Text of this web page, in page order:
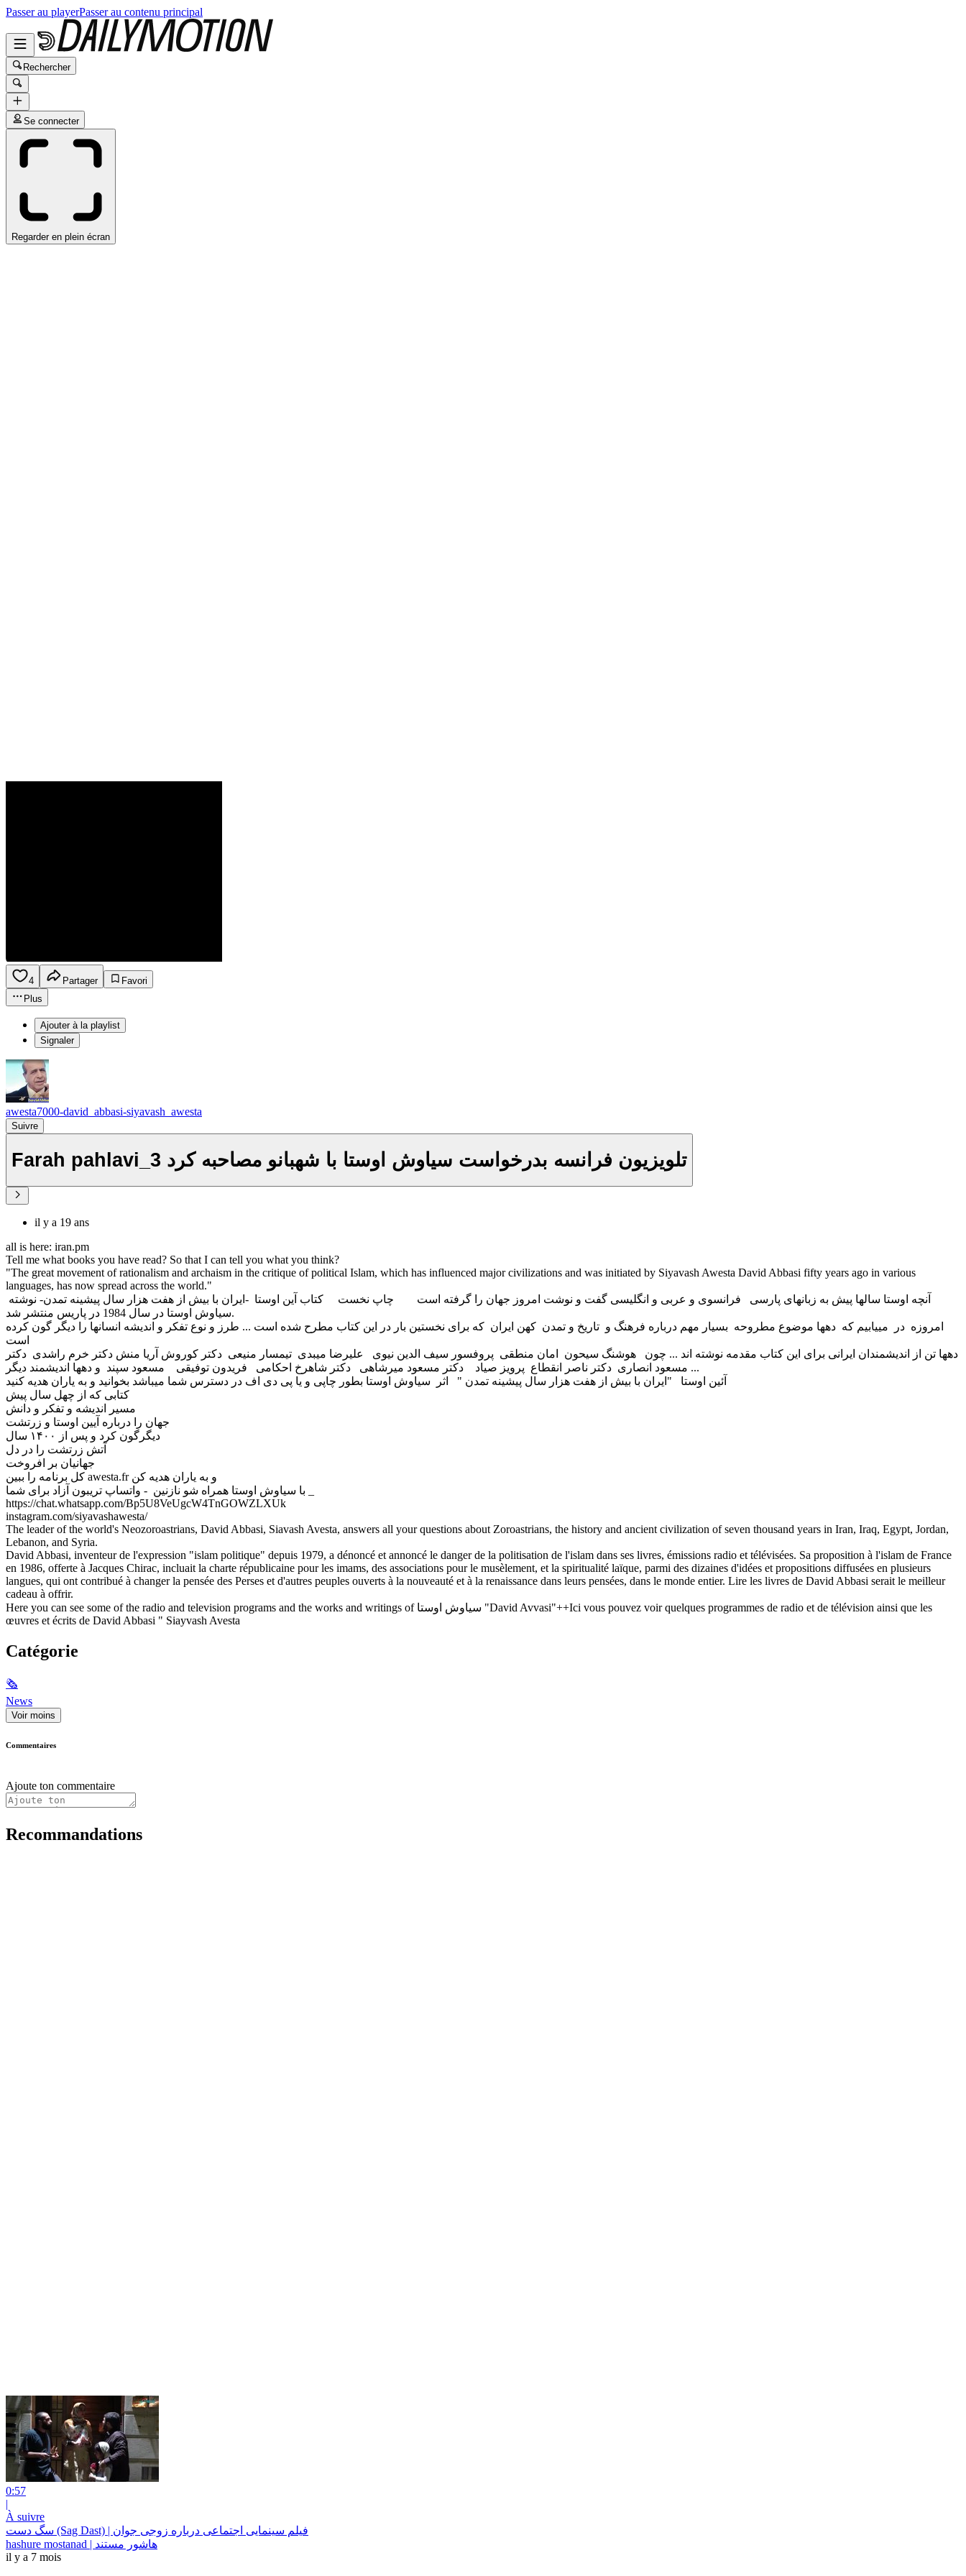
Passer au playerPasser au contenu principal
Rechercher
Se connecter
Regarder en plein écran
4 Partager
Favori
Plus
Ajouter à la playlist
Signaler
awesta7000-david_abbasi-siyavash_awesta
Suivre
Farah pahlavi_3 تلویزیون فرانسه بدرخواست سیاوش اوستا با شهبانو مصاحبه کرد
il y a 19 ans
all is here: iran.pm
Tell me what books you have read? So that I can tell you what you think?
"The great movement of rationalism and archaism in the critique of political Islam, which has influenced major civilizations and was initiated by Siyavash Awesta David Abbasi fifty years ago in various
languages, has now spread across the world."
آنچه اوستا سالها پیش به زبانهای پارسی فرانسوی و عربی و انگلیسی گفت و نوشت امروز جهان را گرفته است چاپ نخست کتاب آین اوستا -ایران با بیش از هفت هزار سال پیشینه تمدن- نوشته
سیاوش اوستا در سال 1984 در پاریس منتشر شد.
امروزه در مییابیم که دهها موضوع مطروحه بسیار مهم درباره فرهنگ و تاریخ و تمدن کهن ایران که برای نخستین بار در این کتاب مطرح شده است ... طرز و نوع تفکر و اندیشه انسانها را دیگر گون کرده
است
دهها تن از اندیشمندان ایرانی برای این کتاب مقدمه نوشته اند ... چون هوشنگ سیحون امان منطقی پروفسور سیف الدین نیوی علیرضا میبدی تیمسار منیعی دکتر کوروش آریا منش دکتر خرم راشدی دکتر
مسعود انصاری دکتر ناصر انقطاع پرویز صیاد دکتر مسعود میرشاهی دکتر شاهرخ احکامی فریدون توفیقی مسعود سپند و دهها اندیشمند دیگر ...
آئین اوستا "ایران با بیش از هفت هزار سال پیشینه تمدن " اثر سیاوش اوستا بطور چاپی و یا پی دی اف در دسترس شما میباشد بخوانید و به یاران هدیه کنید
کتابی که از چهل سال پیش
مسیر اندیشه و تفکر و دانش
جهان را درباره آیین اوستا و زرتشت
دیگرگون کرد و پس از ۱۴۰۰ سال
آتش زرتشت را در دل
جهانیان بر افروخت
کل برنامه را ببین awesta.fr و به یاران هدیه کن
https://chat.whatsapp.com/Bp5U8VeUgcW4TnGOWZLXUk
instagram.com/siyavashawesta/
The leader of the world's Neozoroastrians, David Abbasi, Siavash Avesta, answers all your questions about Zoroastrians, the history and ancient civilization of seven thousand years in Iran, Iraq, Egypt, Jordan,
Lebanon, and Syria.
David Abbasi, inventeur de l'expression "islam politique" depuis 1979, a dénoncé et annoncé le danger de la politisation de l'islam dans ses livres, émissions radio et télévisées. Sa proposition à l'islam de France
en 1986, offerte à Jacques Chirac, incluait la charte républicaine pour les imams, des associations pour le musèlement, et la spiritualité laïque, parmi des dizaines d'idées et propositions diffusées en plusieurs
langues, qui ont contribué à changer la pensée des Perses et d'autres peuples ouverts à la nouveauté et à la renaissance dans leurs pensées, dans le monde entier. Lire les livres de David Abbasi serait le meilleur
cadeau à offrir.
Here you can see some of the radio and television programs and the works and writings of سیاوش اوستا "David Avvasi"++Ici vous pouvez voir quelques programmes de radio et de télévision ainsi que les
œuvres et écrits de David Abbasi " Siayvash Avesta
Catégorie
🗞
News
Voir moins
Commentaires
Ajoute ton commentaire
Recommandations
0:57
|
À suivre
سگ دست (Sag Dast) | فیلم سینمایی اجتماعی درباره زوجی جوان
hashure mostanad | هاشور مستند
il y a 7 mois